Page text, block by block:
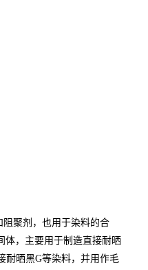
聚剂，也用于染料的合
体，主要用于制造直接耐晒
耐晒黑G等染料，并用作毛